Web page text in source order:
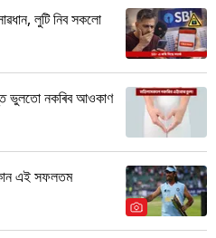
লুটি নিব সকলো
ভুলতো নকৰিব আওকাণ
এই সফলতম